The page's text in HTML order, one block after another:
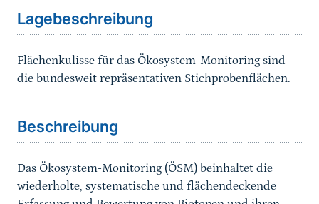
Lagebeschreibung
Flächenkulisse für das Ökosystem-Monitoring sind
die bundesweit repräsentativen Stichprobenflächen.
Sprungmarke
Beschreibung
Das Ökosystem-Monitoring (ÖSM) beinhaltet die
wiederholte, systematische und flächendeckende